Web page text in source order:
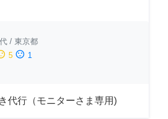
/ 東京都
5 sentiment_dissatisfied 1
代行（モニターさま専用)